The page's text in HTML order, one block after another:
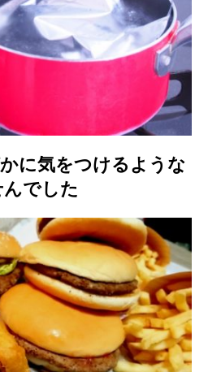
に気をつけるような
でした